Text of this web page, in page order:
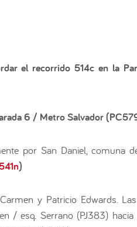
el recorrido 514c en la
6 / Metro Salvador
por San Daniel, comuna
)
y Patricio Edwards.
/ esq. Serrano (PJ383)